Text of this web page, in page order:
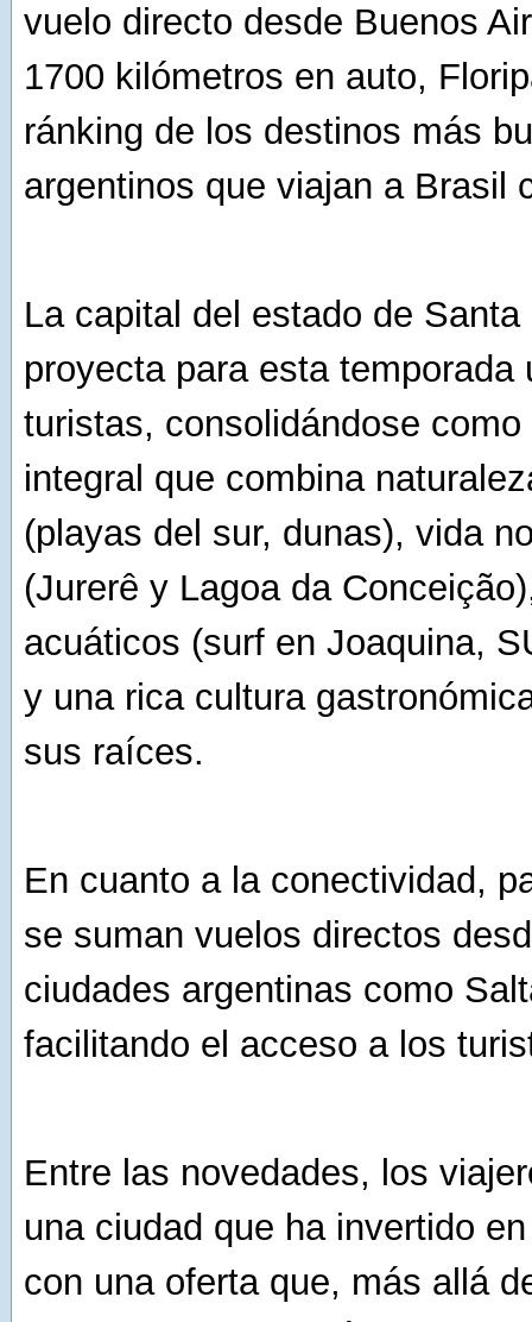
vuelo directo desde Buenos
1700 kilómetros en auto,
ránking de los destinos más
argentinos que viajan a Brasil
La capital del estado de Santa
proyecta para esta temporada
turistas, consolidándose
integral que combina
(playas del sur, dunas), vida
(Jurerê y Lagoa da
acuáticos (surf en Joaquina,
y una rica cultura
sus raíces.
En cuanto a la conectividad,
se suman vuelos directos
ciudades argentinas como
facilitando el acceso a los
Entre las novedades, los
una ciudad que ha invertido
con una oferta que, más allá